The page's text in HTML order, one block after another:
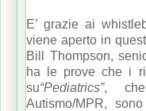
E’ grazie ai
viene aperto in
Bill Thompson,
ha le prove che i
su“Pediatrics”, che
Autismo/MPR,